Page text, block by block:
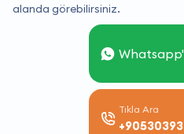
alanda görebilirsiniz.
Tıkla Ara